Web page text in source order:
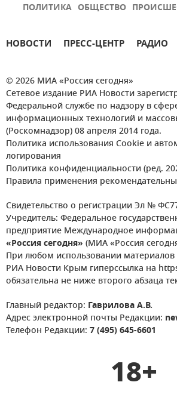
ПОЛИТИКА ОБЩЕСТВО
НОВОСТИ ПРЕСС-ЦЕНТР РАДИО
© 2026 МИА «Россия сегодня»
Сетевое издание РИА Новости
Федеральной службе по надзору в
информационных технологий и
(Роскомнадзор) 08 апреля 2014 года.
Политика использования Cookie и
логирования
Политика конфиденциальности (ред.
Правила применения
Свидетельство о регистрации Эл №
Учредитель: Федеральное
предприятие Международное
«Россия сегодня» (МИА «Россия
При любом использовании материалов
РИА Новости Крым гиперссылка на
обязательна не ниже второго абзаца
Главный редактор: Гаврилова А.В.
Адрес электронной почты Редакции:
Телефон Редакции: 7 (495) 645-6601
18+